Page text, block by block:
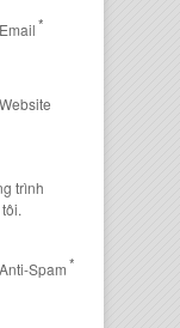
Email*
Website
trình
Anti-Spam*